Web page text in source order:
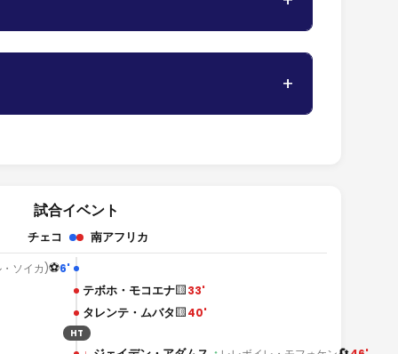
試合イベント
チェコ 南アフリカ
6'
⚽
ソイカ)
テボホ・モコエナ🟨33'
タレンテ・ムバタ🟨40'
HT